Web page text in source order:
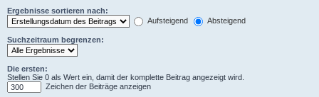
Ergebnisse sortieren nach:
Aufsteigend
Absteigend
Suchzeitraum begrenzen:
Die ersten:
Stellen Sie 0 als Wert ein, damit der komplette Beitrag angezeigt wird.
Zeichen der Beiträge anzeigen